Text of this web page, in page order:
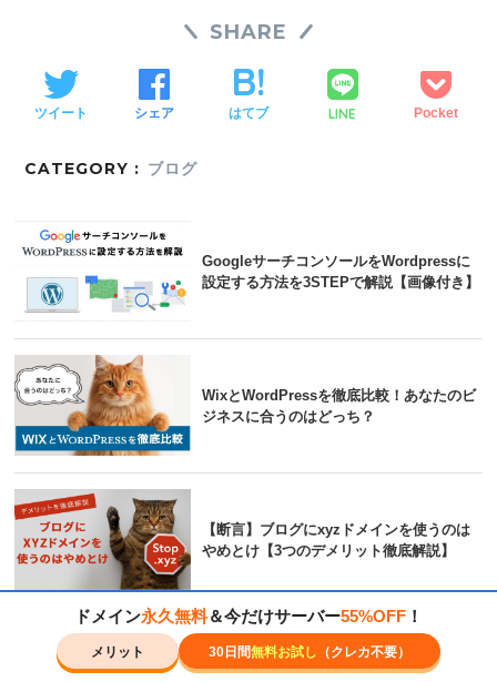
SHARE
ツイート シェア はてブ LINE Pocket
CATEGORY : ブログ
GoogleサーチコンソールをWordpressに
設定する方法を3STEPで解説【画像付き】
WixとWordPressを徹底比較！あなたのビ
ジネスに合うのはどっち？
【断言】ブログにxyzドメインを使うのは
やめとけ【3つのデメリット徹底解説】
Googleアナリティクス（GA4）を
WordPressに設定する方法を3 STEPで解
ドメイン永久無料＆今だけサーバー55%OFF ！
メリット 30日間無料お試し （クレカ不要）